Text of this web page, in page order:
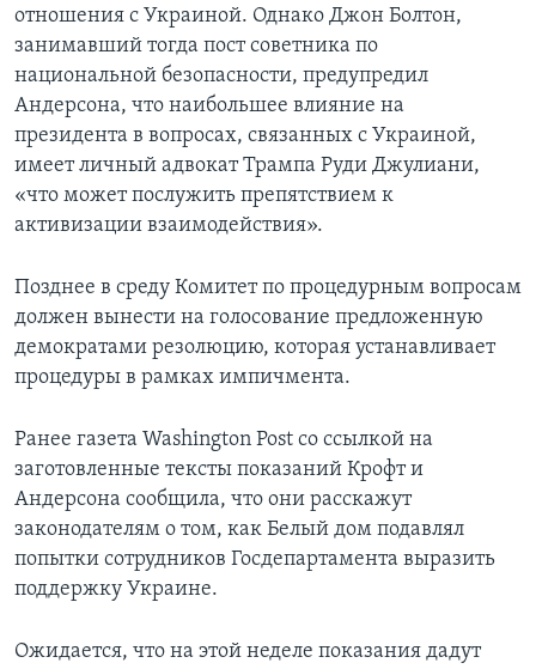
отношения с Украиной. Однако Джон Болтон,
занимавший тогда пост советника по
национальной безопасности, предупредил
Андерсона, что наибольшее влияние на
президента в вопросах, связанных с Украиной,
имеет личный адвокат Трампа Руди Джулиани,
«что может послужить препятствием к
активизации взаимодействия».
Позднее в среду Комитет по процедурным вопросам
должен вынести на голосование предложенную
демократами резолюцию, которая устанавливает
процедуры в рамках импичмента.
Ранее газета Washington Post со ссылкой на
заготовленные тексты показаний Крофт и
Андерсона сообщила, что они расскажут
законодателям о том, как Белый дом подавлял
попытки сотрудников Госдепартамента выразить
поддержку Украине.
Ожидается, что на этой неделе показания дадут